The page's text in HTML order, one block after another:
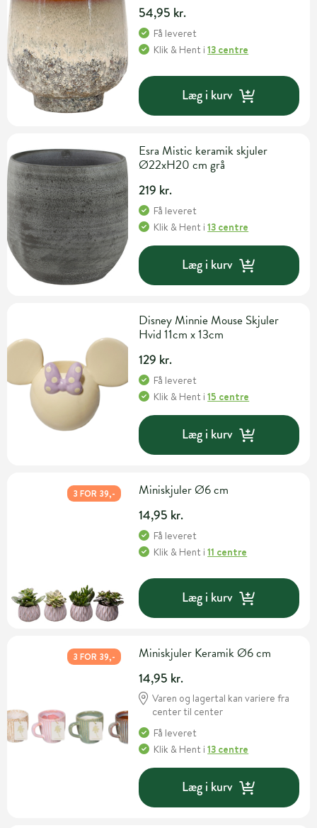
54,95 kr.
Få leveret
Klik & Hent i13 centre
Læg i kurv
Esra Mistic keramik skjuler
Ø22xH20 cm grå
219 kr.
Få leveret
Klik & Hent i13 centre
Læg i kurv
Disney Minnie Mouse Skjuler
Hvid 11cm x 13cm
129 kr.
Få leveret
Klik & Hent i15 centre
Læg i kurv
3 FOR 39,- Miniskjuler Ø6 cm
14,95 kr.
Få leveret
Klik & Hent i11 centre
Læg i kurv
3 FOR 39,- Miniskjuler Keramik Ø6 cm
14,95 kr.
Varen og lagertal kan variere fra
center til center
Få leveret
Klik & Hent i13 centre
Læg i kurv